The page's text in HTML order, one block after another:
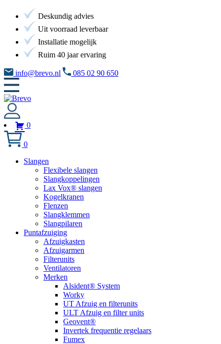
Deskundig advies
Uit voorraad leverbaar
Installatie mogelijk
Ruim 40 jaar ervaring
info@brevo.nl 085 02 90 650
0
0
Slangen
Flexibele slangen
Slangkoppelingen
Lax Vox® slangen
Kogelkranen
Flenzen
Slangklemmen
Slangpilaren
Puntafzuiging
Afzuigkasten
Afzuigarmen
Filterunits
Ventilatoren
Merken
Alsident® System
Worky
UT Afzuig en filterunits
ULT Afzuig en filter units
Geovent®
Invertek frequentie regelaars
Fumex